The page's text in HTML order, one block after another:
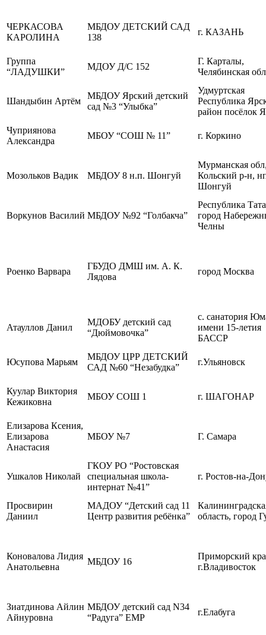
ЧЕРКАСОВА
КАРОЛИНА
МБДОУ ДЕТСКИЙ САД
138
г. КАЗАНЬ
Группа
“ЛАДУШКИ”
МДОУ Д/С 152
Г. Карталы,
Челябинская
Шандыбин Артём
МБДОУ Ярский детский
сад №3 “Улыбка”
Удмуртская
Республика
район посёлок
Чуприянова
Александра
МБОУ “СОШ № 11” г. Коркино
Мозольков Вадик МБДОУ 8 н.п. Шонгуй
Мурманская
Кольский р-н,
Шонгуй
Воркунов Василий МБДОУ №92 “Голбакча”
Республика
город
Челны
Роенко Варвара
ГБУДО ДМШ им. А. К.
Лядова
город Москва
Атауллов Данил
МДОБУ детский сад
“Дюймовочка”
с. санатория
имени 15-летия
БАССР
Юсупова Марьям
МБДОУ ЦРР ДЕТСКИЙ
САД №60 “Незабудка”
г.Ульяновск
Куулар Виктория
Кежиковна
МБОУ СОШ 1 г. ШАГОНАР
Елизарова Ксения,
Елизарова
Анастасия
МБОУ №7 Г. Самара
Ушкалов Николай
ГКОУ РО “Ростовская
специальная школа-
интернат №41”
г. Ростов-на-
Просвирин
Даниил
МАДОУ “Детский сад 11
Центр развития ребёнка”
область, город
Коновалова Лидия
Анатольевна
МБДОУ 16
Приморский
г.Владивосток
Зиатдинова Айлин
Айнуровна
МБДОУ детский сад N34
“Радуга” ЕМР
г.Елабуга